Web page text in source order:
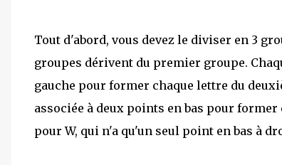
Tout d'abord, vous devez le diviser en 3
groupes dérivent du premier groupe.
gauche pour former chaque lettre du
associée à deux points en bas pour
pour W, qui n'a qu'un seul point en bas à